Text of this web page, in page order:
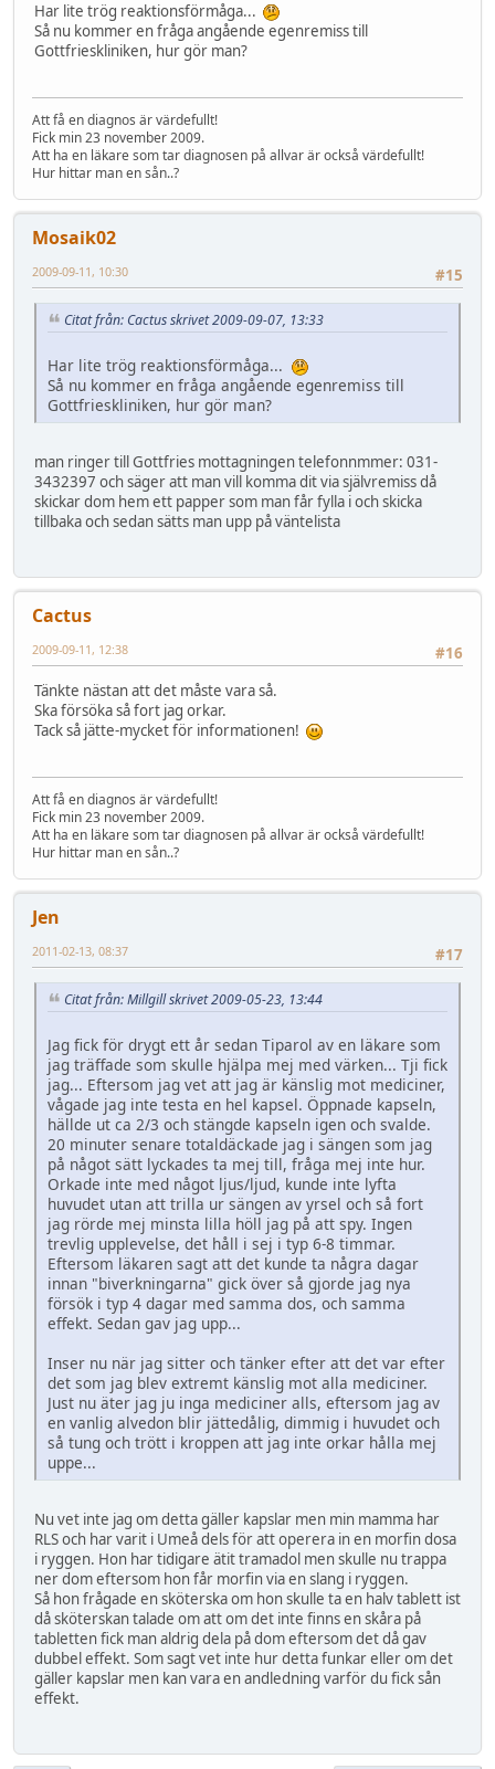
Har lite trög reaktionsförmåga...
Så nu kommer en fråga angående egenremiss till
Gottfrieskliniken, hur gör man?
Att få en diagnos är värdefullt!
Fick min 23 november 2009.
Att ha en läkare som tar diagnosen på allvar är också värdefullt!
Hur hittar man en sån..?
Mosaik02
#15
2009-09-11, 10:30
Citat från: Cactus skrivet 2009-09-07, 13:33
Har lite trög reaktionsförmåga...
Så nu kommer en fråga angående egenremiss till
Gottfrieskliniken, hur gör man?
man ringer till Gottfries mottagningen telefonnmmer: 031-
3432397 och säger att man vill komma dit via självremiss då
skickar dom hem ett papper som man får fylla i och skicka
tillbaka och sedan sätts man upp på väntelista
Cactus
#16
2009-09-11, 12:38
Tänkte nästan att det måste vara så.
Ska försöka så fort jag orkar.
Tack så jätte-mycket för informationen!
Att få en diagnos är värdefullt!
Fick min 23 november 2009.
Att ha en läkare som tar diagnosen på allvar är också värdefullt!
Hur hittar man en sån..?
Jen
#17
2011-02-13, 08:37
Citat från: Millgill skrivet 2009-05-23, 13:44
Jag fick för drygt ett år sedan Tiparol av en läkare som
jag träffade som skulle hjälpa mej med värken... Tji fick
jag... Eftersom jag vet att jag är känslig mot mediciner,
vågade jag inte testa en hel kapsel. Öppnade kapseln,
hällde ut ca 2/3 och stängde kapseln igen och svalde.
20 minuter senare totaldäckade jag i sängen som jag
på något sätt lyckades ta mej till, fråga mej inte hur.
Orkade inte med något ljus/ljud, kunde inte lyfta
huvudet utan att trilla ur sängen av yrsel och så fort
jag rörde mej minsta lilla höll jag på att spy. Ingen
trevlig upplevelse, det håll i sej i typ 6-8 timmar.
Eftersom läkaren sagt att det kunde ta några dagar
innan "biverkningarna" gick över så gjorde jag nya
försök i typ 4 dagar med samma dos, och samma
effekt. Sedan gav jag upp...
Inser nu när jag sitter och tänker efter att det var efter
det som jag blev extremt känslig mot alla mediciner.
Just nu äter jag ju inga mediciner alls, eftersom jag av
en vanlig alvedon blir jättedålig, dimmig i huvudet och
så tung och trött i kroppen att jag inte orkar hålla mej
uppe...
Nu vet inte jag om detta gäller kapslar men min mamma har
RLS och har varit i Umeå dels för att operera in en morfin dosa
i ryggen. Hon har tidigare ätit tramadol men skulle nu trappa
ner dom eftersom hon får morfin via en slang i ryggen.
Så hon frågade en sköterska om hon skulle ta en halv tablett ist
då sköterskan talade om att om det inte finns en skåra på
tabletten fick man aldrig dela på dom eftersom det då gav
dubbel effekt. Som sagt vet inte hur detta funkar eller om det
gäller kapslar men kan vara en andledning varför du fick sån
effekt.